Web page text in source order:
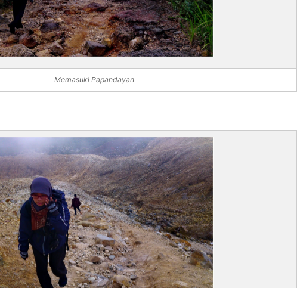
Memasuki Papandayan